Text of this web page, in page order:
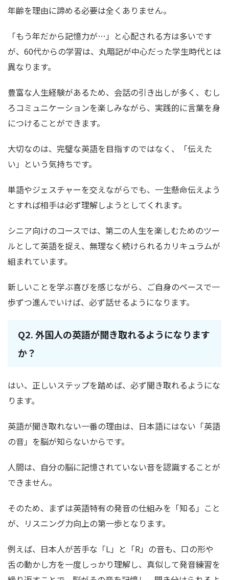
年齢を理由に諦める必要は全くありません。
「もう年だから記憶力が…」と心配される方は多いです
が、60代からの学習は、丸暗記が中心だった学生時代とは
異なります。
豊富な人生経験があるため、会話の引き出しが多く、むし
ろコミュニケーションを楽しみながら、実践的に言葉を身
につけることができます。
大切なのは、完璧な英語を目指すのではなく、「伝えた
い」という気持ちです。
単語やジェスチャーを交えながらでも、一生懸命伝えよう
とすれば相手は必ず理解しようとしてくれます。
シニア向けのコースでは、第二の人生を楽しむためのツー
ルとして英語を捉え、無理なく続けられるカリキュラムが
組まれています。
新しいことを学ぶ喜びを感じながら、ご自身のペースで一
歩ずつ進んでいけば、必ず話せるようになります。
Q2. 外国人の英語が聞き取れるようになります
か？
はい、正しいステップを踏めば、必ず聞き取れるようにな
ります。
英語が聞き取れない一番の理由は、日本語にはない「英語
の音」を脳が知らないからです。
人間は、自分の脳に記憶されていない音を認識することが
できません。
そのため、まずは英語特有の発音の仕組みを「知る」こと
が、リスニング力向上の第一歩となります。
例えば、日本人が苦手な「L」と「R」の音も、口の形や
舌の動かし方を一度しっかり理解し、真似して発音練習を